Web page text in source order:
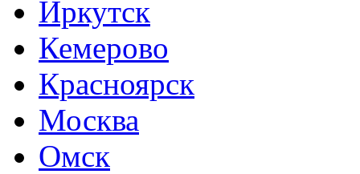
Иркутск
Кемерово
Красноярск
Москва
Омск